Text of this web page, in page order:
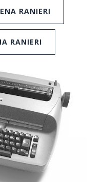
RANIERI
RANIERI